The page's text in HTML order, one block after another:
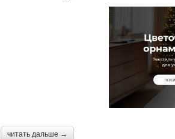
читать дальше →